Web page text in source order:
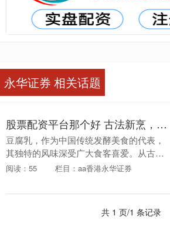
永华证券 相关话题
股票配资平台那个好 古法新烹，醇香加倍：蒸汽发生器在豆腐乳中的运用
豆腐乳，作为中国传统发酵美食的代表，
其独特的风味深受广大食客喜爱。从古至
今，豆腐乳的制作工艺虽大致相同股票配
既保持传统风味又....
阅读：55 栏目：aa香港永华证券
共 1 页/1 条记录